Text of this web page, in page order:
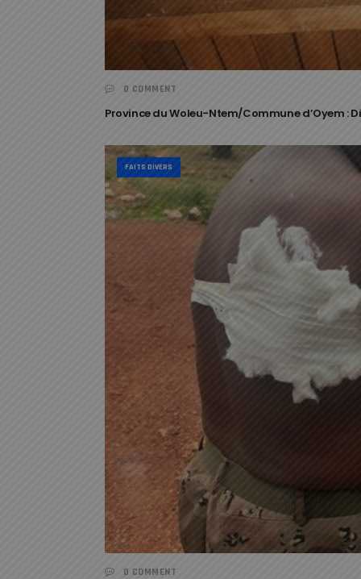
0 COMMENT
Province du Woleu-Ntem/Commune d’Oyem :
FAITS DIVERS
0 COMMENT